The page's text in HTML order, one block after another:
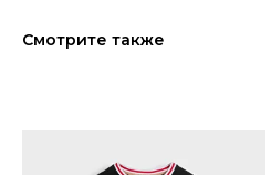
Смотрите также